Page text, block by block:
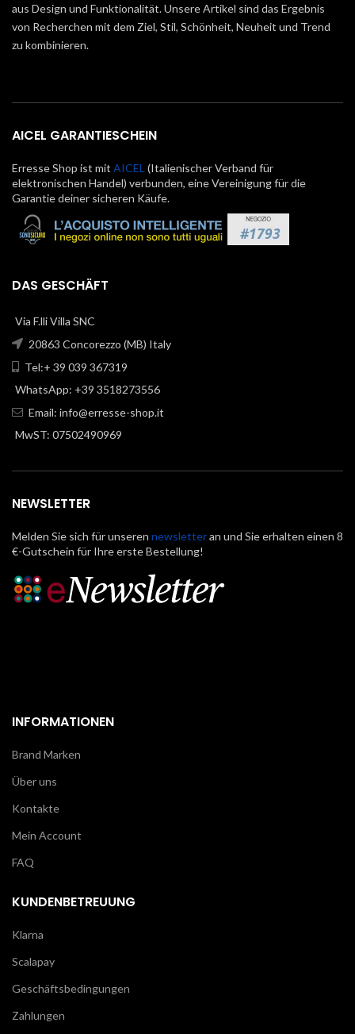
aus Design und Funktionalität. Unsere Artikel sind das Ergebnis
von Recherchen mit dem Ziel, Stil, Schönheit, Neuheit und Trend
zu kombinieren.
AICEL GARANTIESCHEIN
Erresse Shop ist mit AICEL (Italienischer Verband für
elektronischen Handel) verbunden, eine Vereinigung für die
Garantie deiner sicheren Käufe.
DAS GESCHÄFT
Via F.lli Villa SNC
20863 Concorezzo (MB) Italy
Tel:+ 39 039 367319
WhatsApp: +39 3518273556
Email: info@erresse-shop.it
MwST: 07502490969
NEWSLETTER
Melden Sie sich für unseren newsletteran und Sie erhalten einen 8
€-Gutschein für Ihre erste Bestellung!
INFORMATIONEN
Brand Marken
Über uns
Kontakte
Mein Account
FAQ
KUNDENBETREUUNG
Klarna
Scalapay
Geschäftsbedingungen
Zahlungen